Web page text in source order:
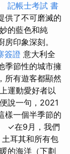
記帳士考試 書
供了不可磨滅的
的藍色和純
印象深刻。
簽證 意大利全
季節性的城市擁
所有遊客都顯然
運動愛好者以
說一句，2021
樣一個半季節的
✓在9月，我們
土耳其和所有包
的海洋（下劃